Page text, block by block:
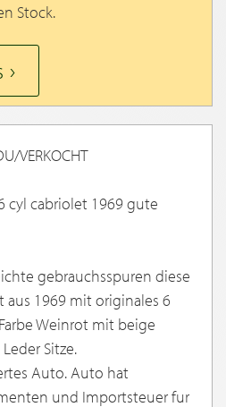
Stock.
VERKOCHT
cyl cabriolet 1969 gute
gebrauchsspuren diese
aus 1969 mit originales 6
Weinrot mit beige
Sitze.
Auto. Auto hat
und Importsteuer fur